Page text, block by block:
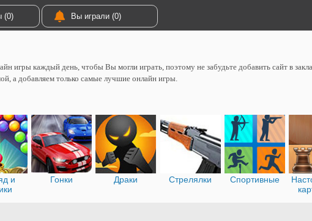
(0) Вы играли (0)
игры каждый день, чтобы Вы могли играть, поэтому не забудьте добавить сайт в
а добавляем только самые лучшие онлайн игры.
и
Гонки Драки Стрелялки Спортивные